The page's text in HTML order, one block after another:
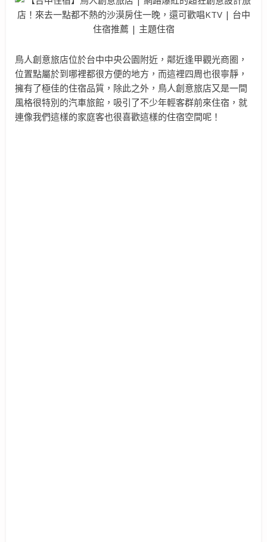
鳥人創意旅店位於台中中央公園附近，鄰近逢甲觀光商圈，
位置點屬於到哪裡都很方便的地方，而這裡四周也很寧靜，
擁有了極佳的住宿品質，除此之外，鳥人創意旅店又是一間
風格很特別的汽車旅館，吸引了不少年輕客群前來住宿，就
連像我們這樣的家庭客也很喜歡這樣的住宿空間呢！